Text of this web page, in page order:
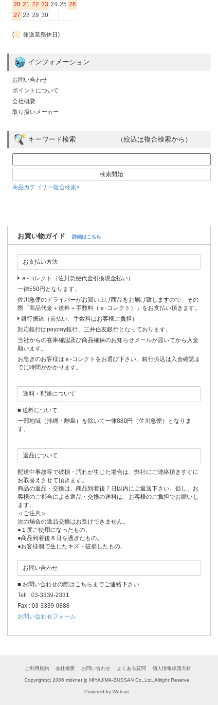
20 21 22 23 24 25 26
27 28 29 30
( 発送業務休日)
インフォメーション
お問い合わせ
ポイントについて
会社概要
取り扱いメーカー
キーワード検索 （絞込は複合検索から）
商品カテゴリー複合検索>
お買い物ガイド 詳細はこちら
お支払い方法
ｅ-コレクト（佐川急便代金引換現金払い）
一律550円となります。
佐川急便のドライバーがお買い上げ商品をお届け致しますので、その
際「商品代金＋送料＋手数料（ｅ-コレクト）」をお支払い頂きます。
銀行振込（前払い、手数料はお客様ご負担）
対応銀行はpaypay銀行、三井住友銀行となっております。
当社からの在庫確認及び商品確保のお知らせメールが届いてから入金
願います。
お急ぎのお客様はｅ-コレクトをお選び下さい。銀行振込は入金確認ま
でに時間がかかります。
送料・配送について
■ 送料について
一部地域（沖縄・離島）を除いて一律880円（佐川急便）となりま
す。
返品について
配送中事故等で破損・汚れが生じた場合は、弊社にご連絡頂きすぐに
お取替えさせて頂きます。
商品の返品・交換は、商品到着後７日以内にご返送下さい。但し、お
客様のご都合による返品・交換の送料は、お客様のご負担でお願いし
ます。
＜ご注意＞
次の場合の返品交換はお受けできません。
●１度ご使用になったもの。
●商品到着後８日を過ぎたもの。
●お客様側で生じたキズ・破損したもの。
お問い合わせ
■ お問い合わせの際はこちらまでご連絡下さい
Tell : 03-3339-2331
Fax : 03-3339-0888
お問い合わせフォーム
ご利用規約 会社概要 お問い合わせ よくある質問 個人情報保護方針
Copyright(c) 2006 mbknet.jp MIYAJIMA-BUSSAN Co.,Ltd. Allright Reserve
Powered by Welcart